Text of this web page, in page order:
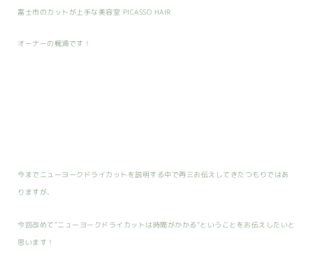
富士市のカットが上手な美容室 PICASSO HAIR
オーナーの梶浦です！
今までニューヨークドライカットを説明する中で再三お伝えしてきたつもりではあ
りますが、
今回改めて”ニューヨークドライカットは時間がかかる”ということをお伝えしたいと
思います！